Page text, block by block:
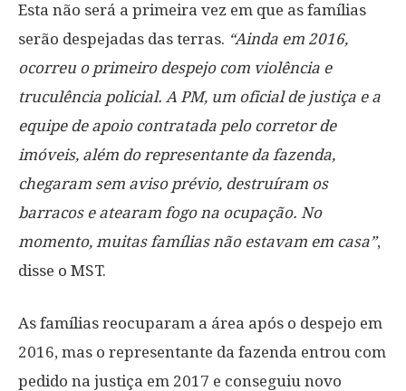
Esta não será a primeira vez em que as famílias
serão despejadas das terras. “Ainda em 2016,
ocorreu o primeiro despejo com violência e
truculência policial. A PM, um oficial de justiça e a
equipe de apoio contratada pelo corretor de
imóveis, além do representante da fazenda,
chegaram sem aviso prévio, destruíram os
barracos e atearam fogo na ocupação. No
momento, muitas famílias não estavam em casa”,
disse o MST.
As famílias reocuparam a área após o despejo em
2016, mas o representante da fazenda entrou com
pedido na justiça em 2017 e conseguiu novo